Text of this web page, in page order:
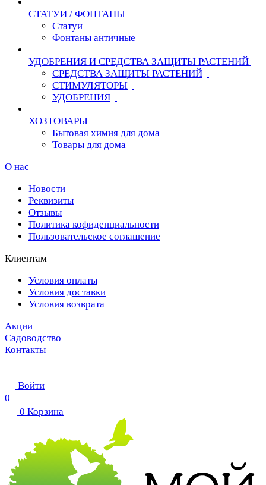
СТАТУИ / ФОНТАНЫ
Статуи
Фонтаны античные
УДОБРЕНИЯ И СРЕДСТВА ЗАЩИТЫ РАСТЕНИЙ
СРЕДСТВА ЗАЩИТЫ РАСТЕНИЙ
СТИМУЛЯТОРЫ
УДОБРЕНИЯ
ХОЗТОВАРЫ
Бытовая химия для дома
Товары для дома
О нас
Новости
Реквизиты
Отзывы
Политика кофиденциальности
Пользовательское соглашение
Клиентам
Условия оплаты
Условия доставки
Условия возврата
Акции
Садоводство
Контакты
Войти
0
0 Корзина